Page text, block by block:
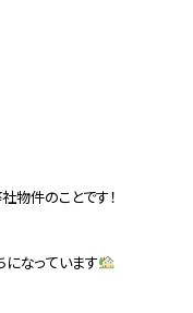
物件のことです！
なっています